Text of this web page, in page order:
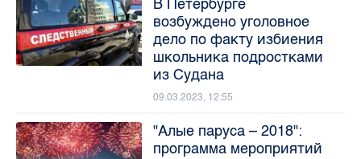
В Петербурге
возбуждено уголовное
дело по факту избиения
школьника подростками
из Судана
09.03.2023, 12:55
"Алые паруса – 2018":
программа мероприятий